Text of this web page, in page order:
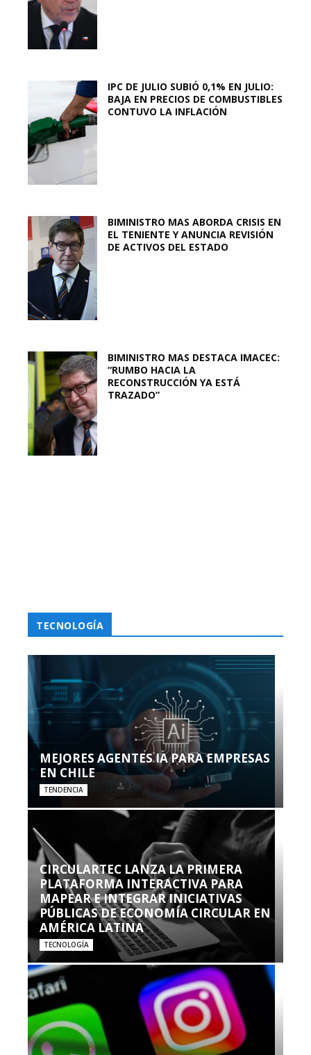
IPC DE JULIO SUBIÓ 0,1% EN JULIO:
BAJA EN PRECIOS DE COMBUSTIBLES
CONTUVO LA INFLACIÓN
BIMINISTRO MAS ABORDA CRISIS EN
EL TENIENTE Y ANUNCIA REVISIÓN
DE ACTIVOS DEL ESTADO
BIMINISTRO MAS DESTACA IMACEC:
“RUMBO HACIA LA
RECONSTRUCCIÓN YA ESTÁ
TRAZADO”
TECNOLOGÍA
MEJORES AGENTES IA PARA EMPRESAS
EN CHILE
TENDENCIA
CIRCULARTEC LANZA LA PRIMERA
PLATAFORMA INTERACTIVA PARA
MAPEAR E INTEGRAR INICIATIVAS
PÚBLICAS DE ECONOMÍA CIRCULAR EN
AMÉRICA LATINA
TECNOLOGÍA